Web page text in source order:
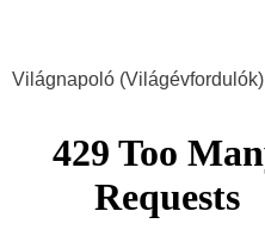
Világnapoló (Világévfordulók)